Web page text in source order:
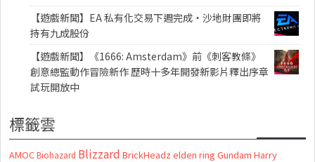
【遊戲新聞】EA 私有化交易下週完成・沙地財團即將
持有九成股份
【遊戲新聞】《1666: Amsterdam》前《刺客教條》
創意總監動作冒險新作 歷時十多年開發新影片釋出序章
試玩開放中
標籤雲
AMOC Biohazard Blizzard BrickHeadz elden ring Gundam Harry